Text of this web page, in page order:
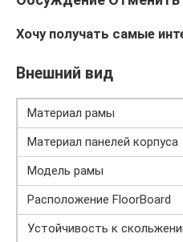
Хочу получать самые
Внешний вид
Материал рамы
Материал панелей корпуса
Модель рамы
Расположение FloorBoard
Устойчивость к